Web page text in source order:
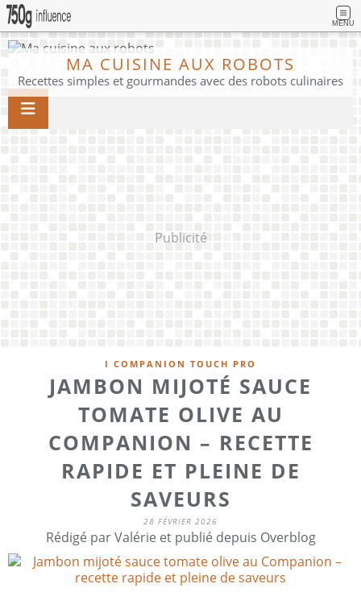
MENU
MA CUISINE AUX ROBOTS
Recettes simples et gourmandes avec des robots culinaires
Publicité
I COMPANION TOUCH PRO
JAMBON MIJOTÉ SAUCE
TOMATE OLIVE AU
COMPANION – RECETTE
RAPIDE ET PLEINE DE
SAVEURS
28 FÉVRIER 2026
Rédigé par Valérie et publié depuis Overblog